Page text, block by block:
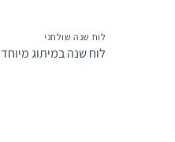
לוח שנה שולחני
לוח שנה במיתוג מיוחד